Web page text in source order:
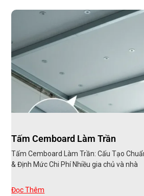
Tấm Cemboard Làm Trần
Tấm Cemboard Làm Trần: Cấu Tạo
& Định Mức Chi Phí Nhiều gia chủ và nhà
Đọc Thêm